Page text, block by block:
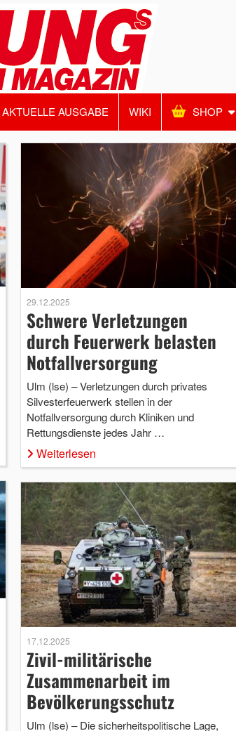
AKTUELLE AUSGABE WIKI SHOP
29.12.2025
Schwere Verletzungen
durch Feuerwerk belasten
Notfallversorgung
Ulm (lse) – Verletzungen durch privates
Silvesterfeuerwerk stellen in der
Notfallversorgung durch Kliniken und
Rettungsdienste jedes Jahr …
Weiterlesen
17.12.2025
Zivil-militärische
Zusammenarbeit im
Bevölkerungsschutz
Ulm (lse) – Die sicherheitspolitische Lage,